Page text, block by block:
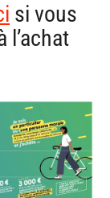
si vous
l’achat